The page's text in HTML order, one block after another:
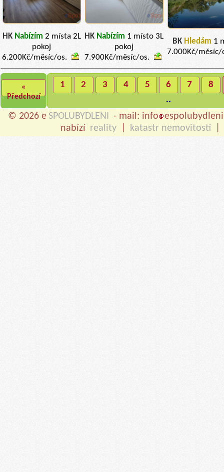
HK Nabízím 2 místa 2L
pokoj
6.200Kč/měsíc/os.
HK Nabízím 1 místo 3L
pokoj
7.900Kč/měsíc/os.
BK Hledám 1
7.000Kč/
«
Předchozí
1 2 3 4 5 6 7
8
..
© 2026 e SPOLUBYDLENI - mail: info
nabízí reality katastr nemovitostí